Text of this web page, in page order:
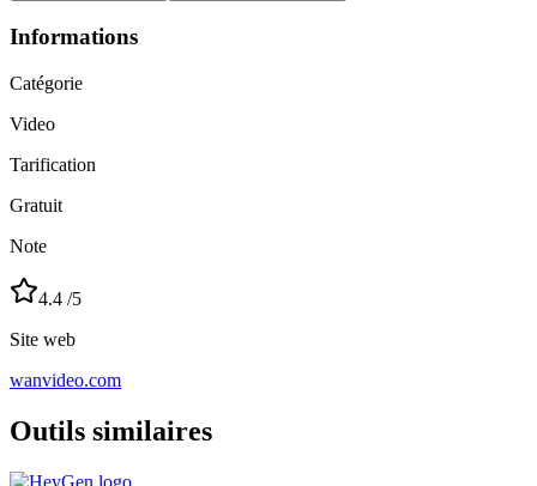
Informations
Catégorie
Video
Tarification
Gratuit
Note
4.4 /5
Site web
wanvideo.com
Outils similaires